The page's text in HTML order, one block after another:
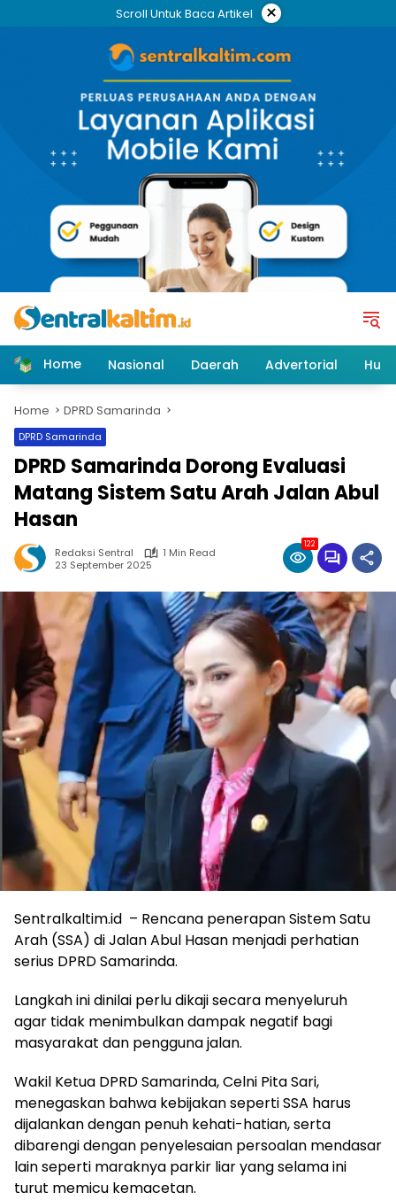
Scroll Untuk Baca Artikel ×
Home Nasional Daerah Advertorial
Home DPRD Samarinda
DPRD Samarinda
DPRD Samarinda Dorong Evaluasi
Matang Sistem Satu Arah Jalan Abul
Hasan
Redaksi Sentral
1 Min Read
23 September 2025
122
Sentralkaltim.id – Rencana penerapan Sistem Satu
Arah (SSA) di Jalan Abul Hasan menjadi perhatian
serius DPRD Samarinda.
Langkah ini dinilai perlu dikaji secara menyeluruh
agar tidak menimbulkan dampak negatif bagi
masyarakat dan pengguna jalan.
Wakil Ketua DPRD Samarinda, Celni Pita Sari,
menegaskan bahwa kebijakan seperti SSA harus
dijalankan dengan penuh kehati-hatian, serta
dibarengi dengan penyelesaian persoalan mendasar
lain seperti maraknya parkir liar yang selama ini
turut memicu kemacetan.